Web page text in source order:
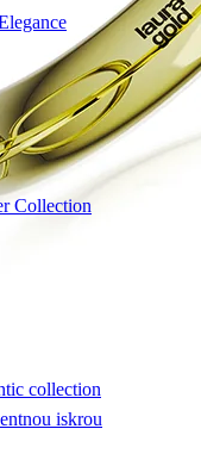
iskrou
Collection
collection